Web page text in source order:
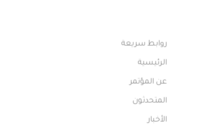
روابط سريعة
الرئيسية
عن المؤتمر
المتحدثون
الأخبار